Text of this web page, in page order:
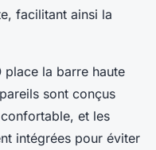
facilitant ainsi la
place la barre haute
sont conçus
et les
intégrées pour éviter